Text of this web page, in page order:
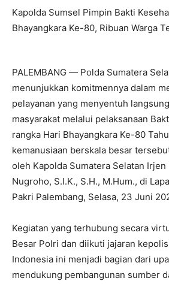
Kapolda Sumsel Pimpin Bakti
Bhayangkara Ke-80, Ribuan Warga
PALEMBANG — Polda Sumatera
menunjukkan komitmennya dalam
pelayanan yang menyentuh
masyarakat melalui pelaksanaan
rangka Hari Bhayangkara Ke-80
kemanusiaan berskala besar
oleh Kapolda Sumatera Selatan Irjen
Nugroho, S.I.K., S.H., M.Hum., di
Pakri Palembang, Selasa, 23 Juni
Kegiatan yang terhubung secara
Besar Polri dan diikuti jajaran
Indonesia ini menjadi bagian dari
mendukung pembangunan sumber